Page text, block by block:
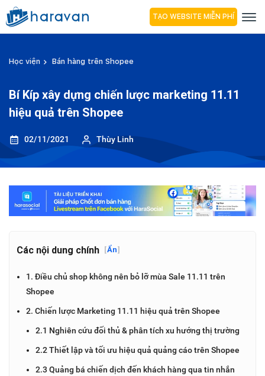
TẠO WEBSITE MIỄN PHÍ
Học viện Bán hàng trên Shopee
Bí Kíp xây dựng chiến lược marketing 11.11
hiệu quả trên Shopee
02/11/2021 Thùy Linh
Các nội dung chính [Ẩn]
1. Điều chủ shop không nên bỏ lỡ mùa Sale 11.11 trên
Shopee
2. Chiến lược Marketing 11.11 hiệu quả trên Shopee
2.1 Nghiên cứu đối thủ & phân tích xu hướng thị trường
2.2 Thiết lập và tối ưu hiệu quả quảng cáo trên Shopee
2.3 Quảng bá chiến dịch đến khách hàng qua tin nhắn